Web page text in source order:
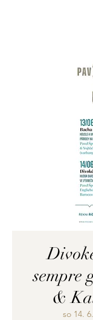
sempre
&
so 14. 6.